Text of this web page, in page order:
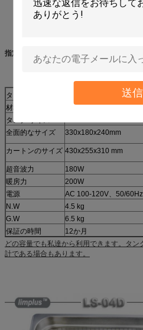
送信
指定:
タンク容量
材料
タンク サイズ
全面的なサイズ
330x180x240mm
カートンのサイズ 430x255x310 mm
超音波力
180W
暖房力
200W
電源
AC 100-120V、50/
N.W
4.5 kg
G.W
6.5 kg
保証の時間
12か月
船積み方法
DHL、Federal Express
による空気によって、
どの容量でも私達から利用できます。タ
計である場合もあります。